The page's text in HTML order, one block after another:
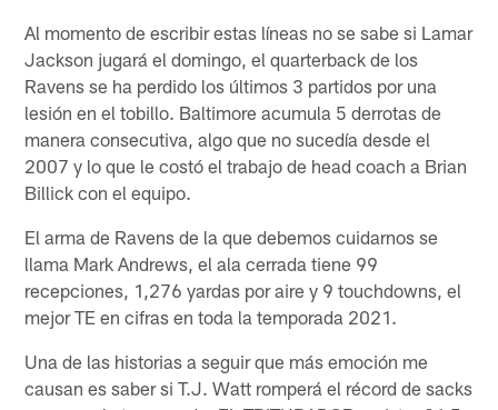
Al momento de escribir estas líneas no se sabe si Lamar
Jackson jugará el domingo, el quarterback de los
Ravens se ha perdido los últimos 3 partidos por una
lesión en el tobillo. Baltimore acumula 5 derrotas de
manera consecutiva, algo que no sucedía desde el
2007 y lo que le costó el trabajo de head coach a Brian
Billick con el equipo.
El arma de Ravens de la que debemos cuidarnos se
llama Mark Andrews, el ala cerrada tiene 99
recepciones, 1,276 yardas por aire y 9 touchdowns, el
mejor TE en cifras en toda la temporada 2021.
Una de las historias a seguir que más emoción me
causan es saber si T.J. Watt romperá el récord de sacks